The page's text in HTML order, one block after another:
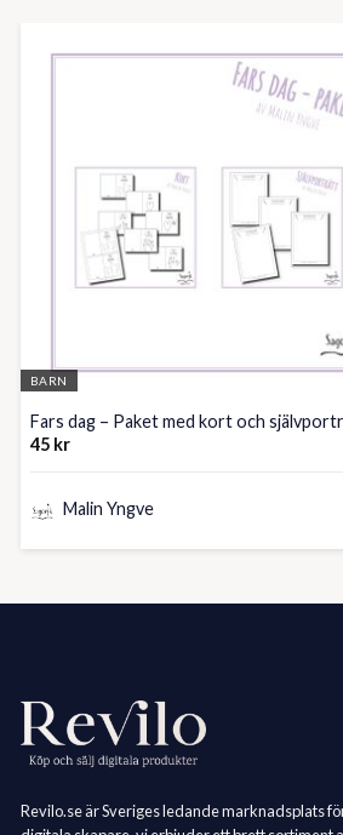
BARN
Fars dag – Paket med kort och
45 kr
Malin Yngve
Revilo.se är Sveriges ledande marknadsplats